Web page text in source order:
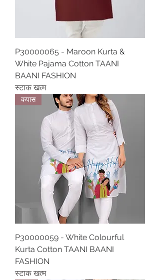
P30000065 - Maroon Kurta &
White Pajama Cotton TAANI
BAANI FASHION
स्टाक खत्म
कपास
P30000059 - White Colourful
Kurta Cotton TAANI BAANI
FASHION
स्टाक खत्म